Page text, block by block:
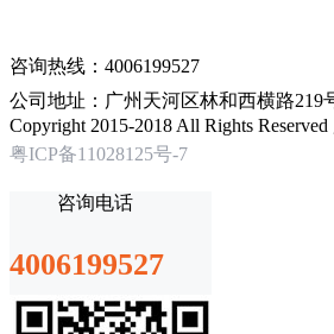
咨询热线：4006199527
公司地址：广州天河区林和西横路219
Copyright 2015-2018 All Rights
粤ICP备11028125号-7
咨询电话
4006199527